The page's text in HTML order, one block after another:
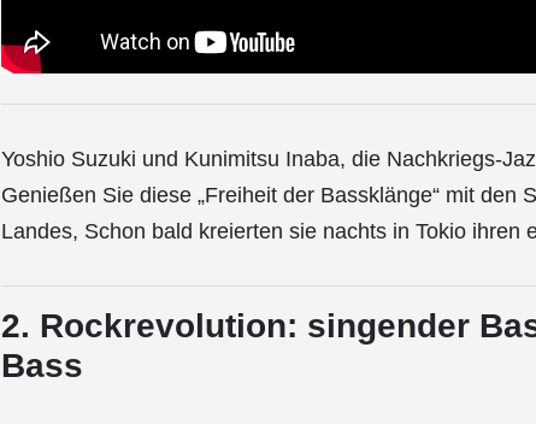
Yoshio Suzuki und Kunimitsu Inaba, die Nachkriegs-
Genießen Sie diese „Freiheit der Bassklänge“ mit den
Landes, Schon bald kreierten sie nachts in Tokio ihren
2. Rockrevolution: singender
Bass